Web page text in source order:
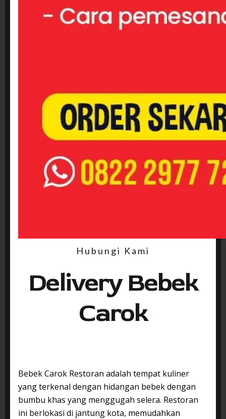
Hubungi Kami
Delivery Bebek
Carok
Bebek Carok Restoran adalah tempat kuliner
yang terkenal dengan hidangan bebek dengan
bumbu khas yang menggugah selera. Restoran
ini berlokasi di jantung kota, memudahkan